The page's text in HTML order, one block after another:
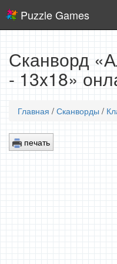
Puzzle Games
Сканворд
- 13x18»
Главная / Сканворды /
печать